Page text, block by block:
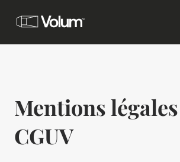
Propriétaires
Vous êtes investisseurs ou
et mettre en gestion vos actifs,
améliorant votre rentabilité.
Mentions
CGUV